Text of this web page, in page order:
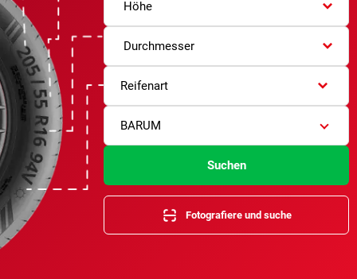
Höhe
Durchmesser
Reifenart
BARUM
Suchen
Fotografiere und suche